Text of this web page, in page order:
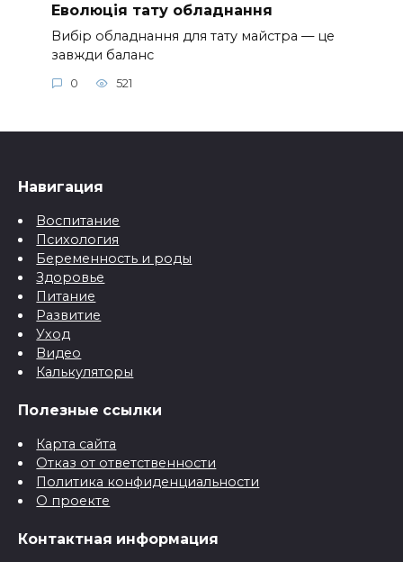
Еволюція тату обладнання
Вибір обладнання для тату майстра — це
завжди баланс
0 521
Навигация
Воспитание
Психология
Беременность и роды
Здоровье
Питание
Развитие
Уход
Видео
Калькуляторы
Полезные ссылки
Карта сайта
Отказ от ответственности
Политика конфиденциальности
О проекте
Контактная информация